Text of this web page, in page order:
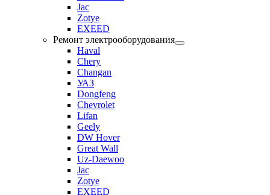
Jac
Zotye
EXEED
Ремонт электрооборудования
Haval
Chery
Changan
УАЗ
Dongfeng
Chevrolet
Lifan
Geely
DW Hover
Great Wall
Uz-Daewoo
Jac
Zotye
EXEED